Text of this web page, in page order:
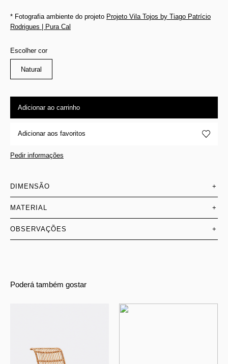
* Fotografia ambiente do projeto Projeto Vila Tojos by Tiago Patrício
Rodrigues | Pura Cal
Escolher cor
Natural
Adicionar ao carrinho
Adicionar aos favoritos
Pedir informações
DIMENSÃO +
MATERIAL +
OBSERVAÇÕES +
Poderá também gostar